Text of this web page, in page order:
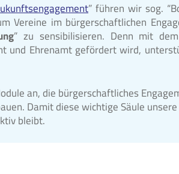
” führen wir sog.
Vereine im bürgerschaftlichen
” zu sensibilisieren. Denn mit
und Ehrenamt gefördert wird,
an, die bürgerschaftliches
Damit diese wichtige Säule
bleibt.